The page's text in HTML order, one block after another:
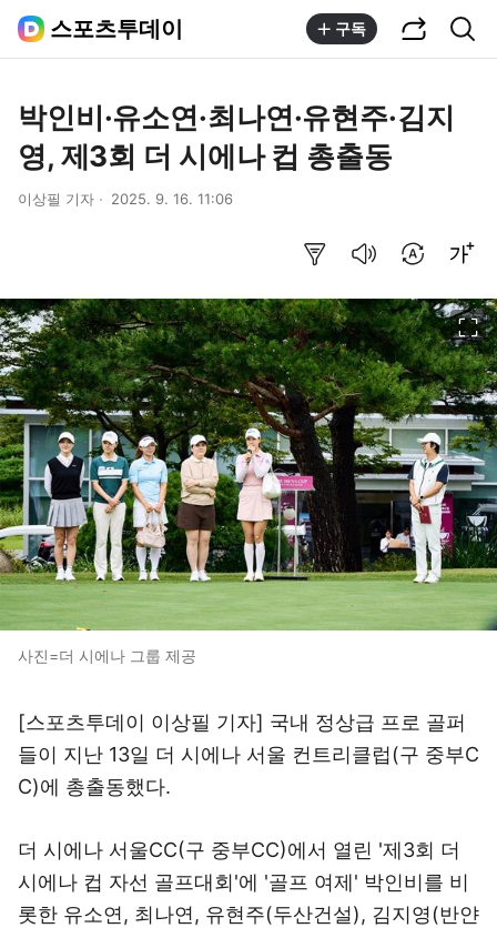
스포츠투데이 구독
박인비·유소연·최나연·유현주·김지
영, 제3회 더 시에나 컵 총출동
이상필 기자 2025. 9. 16. 11:06
사진=더 시에나 그룹 제공
[스포츠투데이 이상필 기자] 국내 정상급 프로 골퍼
들이 지난 13일 더 시에나 서울 컨트리클럽(구 중부C
C)에 총출동했다.
더 시에나 서울CC(구 중부CC)에서 열린 '제3회 더
시에나 컵 자선 골프대회'에 '골프 여제' 박인비를 비
롯한 유소연, 최나연, 유현주(두산건설), 김지영(반얀